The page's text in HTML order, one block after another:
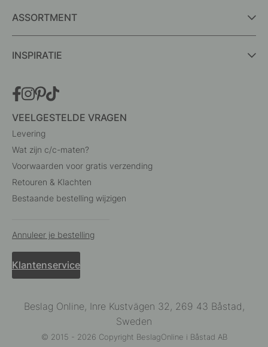
ASSORTMENT
INSPIRATIE
VEELGESTELDE VRAGEN
Levering
Wat zijn c/c-maten?
Voorwaarden voor gratis verzending
Retouren & Klachten
Bestaande bestelling wijzigen
Annuleer je bestelling
Klantenservice
Beslag Online, Inre Kustvägen 32, 269 43 Båstad,
Sweden
© 2015 - 2026 Copyright BeslagOnline i Båstad AB